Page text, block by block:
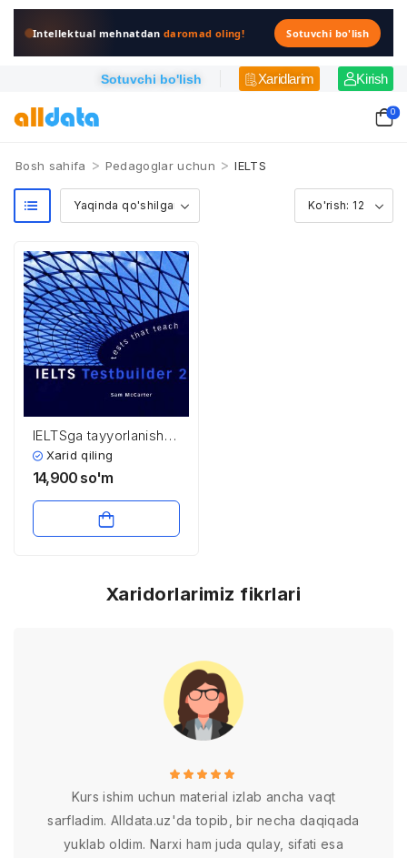
Intellektual mehnatdandaromad oling! Sotuvchi bo'lish
Sotuvchi bo'lish Xaridlarim Kirish
0
Bosh sahifa > Pedagoglar uchun > IELTS
IELTSga tayyorlanish
uchun qo’llanma. IELTS
Testbuilder 2 kitobi
Xarid qiling
14,900 so'm
Xaridorlarimiz fikrlari
Kurs ishim uchun material izlab ancha vaqt
sarfladim. Alldata.uz'da topib, bir necha daqiqada
yuklab oldim. Narxi ham juda qulay, sifati esa